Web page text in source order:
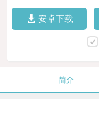
安卓下载
简介